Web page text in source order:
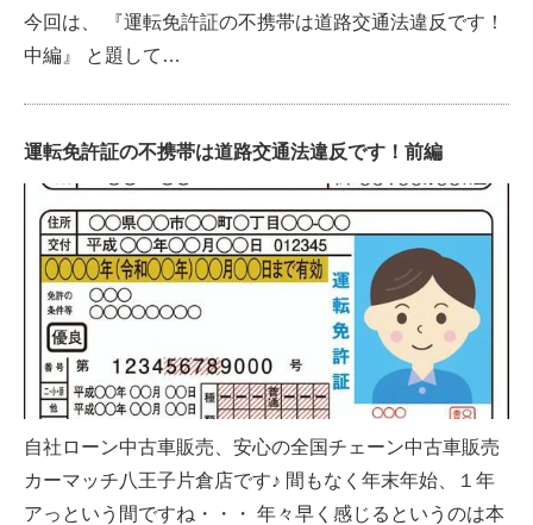
今回は、 『運転免許証の不携帯は道路交通法違反です！
中編』 と題して…
運転免許証の不携帯は道路交通法違反です！前編
自社ローン中古車販売、安心の全国チェーン中古車販売
カーマッチ八王子片倉店です♪ 間もなく年末年始、１年
アっという間ですね・・・ 年々早く感じるというのは本